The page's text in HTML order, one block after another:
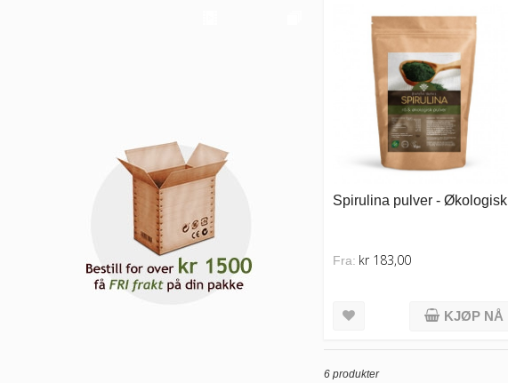
Spirulina pulver - Økologisk
Fra: kr 183,00
KJØP NÅ
6 produkter